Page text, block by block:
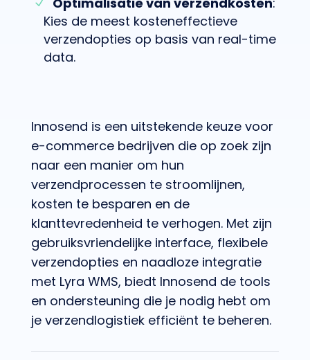
Kies de meest kosteneffectieve
verzendopties op basis van real-time
data.
Innosend is een uitstekende keuze voor
e-commerce bedrijven die op zoek zijn
naar een manier om hun
verzendprocessen te stroomlijnen,
kosten te besparen en de
klanttevredenheid te verhogen. Met zijn
gebruiksvriendelijke interface, flexibele
verzendopties en naadloze integratie
met Lyra WMS, biedt Innosend de tools
en ondersteuning die je nodig hebt om
je verzendlogistiek efficiënt te beheren.